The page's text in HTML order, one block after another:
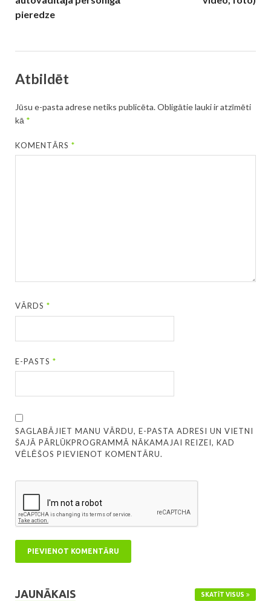
pieredze
Atbildēt
Jūsu e-pasta adrese netiks publicēta.Obligātie lauki ir atzīmēti
kā *
KOMENTĀRS*
VĀRDS*
E-PASTS*
SAGLABĀJIET MANU VĀRDU, E-PASTA ADRESI UN VIETNI
ŠAJĀ PĀRLŪKPROGRAMMĀ NĀKAMAJAI REIZEI, KAD
VĒLĒŠOS PIEVIENOT KOMENTĀRU.
JAUNĀKAIS SKATĪT VISUS